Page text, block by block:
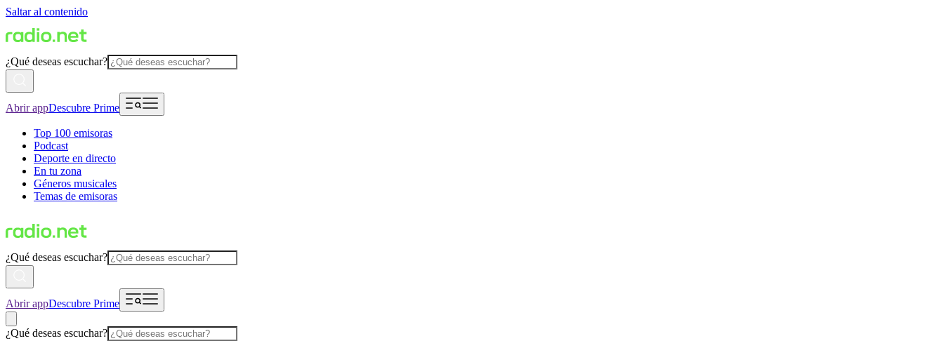
Saltar al contenido
¿Qué deseas escuchar?
Abrir appDescubre Prime
Top 100 emisoras
Podcast
Deporte en directo
En tu zona
Géneros musicales
Temas de emisoras
¿Qué deseas escuchar?
Abrir appDescubre Prime
¿Qué deseas escuchar?